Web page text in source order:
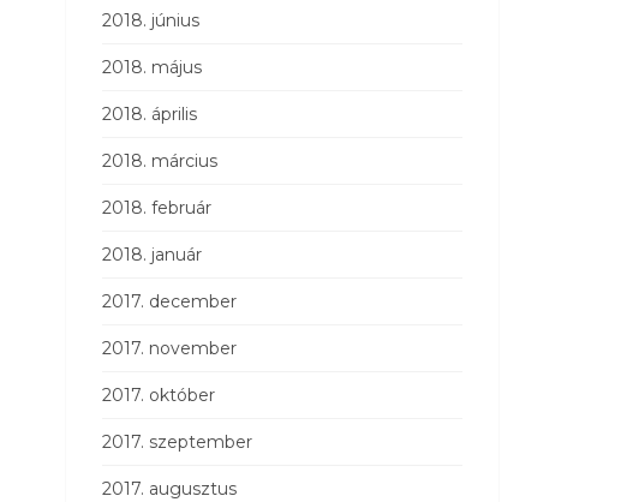
2018. június
2018. május
2018. április
2018. március
2018. február
2018. január
2017. december
2017. november
2017. október
2017. szeptember
2017. augusztus